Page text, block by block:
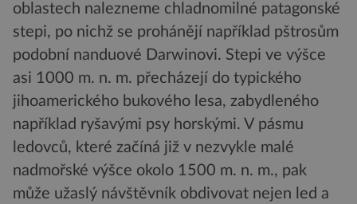
oblastech nalezneme chladnomilné patagonské
stepi, po nichž se prohánějí například pštrosům
podobní nanduové Darwinovi. Stepi ve výšce
asi 1000 m. n. m. přecházejí do typického
jihoamerického bukového lesa, zabydleného
například ryšavými psy horskými. V pásmu
ledovců, které začíná již v nezvykle malé
nadmořské výšce okolo 1500 m. n. m., pak
může užaslý návštěvník obdivovat nejen led a